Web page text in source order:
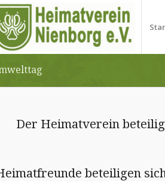
Der Heimatverein
beteiligen